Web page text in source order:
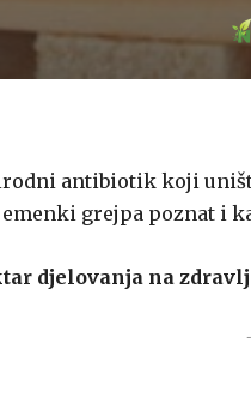
antibiotik koji
grejpa poznat i
djelovanja na